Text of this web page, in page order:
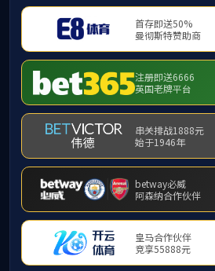
卢东，毕业于新京葡萄网美术
网美术系教授。
月，